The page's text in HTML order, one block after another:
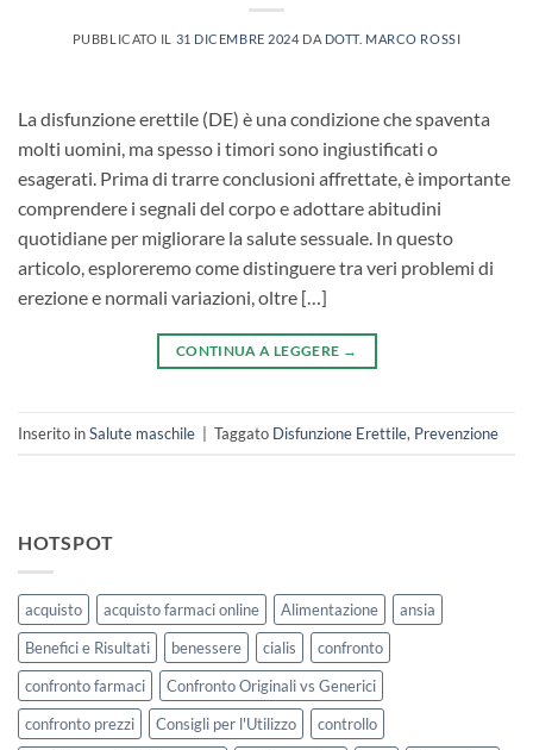
PUBBLICATO IL 31 DICEMBRE 2024 DA DOTT. MARCO ROSSI
La disfunzione erettile (DE) è una condizione che spaventa
molti uomini, ma spesso i timori sono ingiustificati o
esagerati. Prima di trarre conclusioni affrettate, è importante
comprendere i segnali del corpo e adottare abitudini
quotidiane per migliorare la salute sessuale. In questo
articolo, esploreremo come distinguere tra veri problemi di
erezione e normali variazioni, oltre […]
CONTINUA A LEGGERE →
Inserito inSalute maschile Taggato Disfunzione Erettile, Prevenzione
HOTSPOT
acquisto acquisto farmaci online Alimentazione
ansia
Benefici e Risultati
benessere cialis
confronto
confronto farmaci
Confronto Originali vs Generici
confronto prezzi
Consigli per l'Utilizzo
controllo